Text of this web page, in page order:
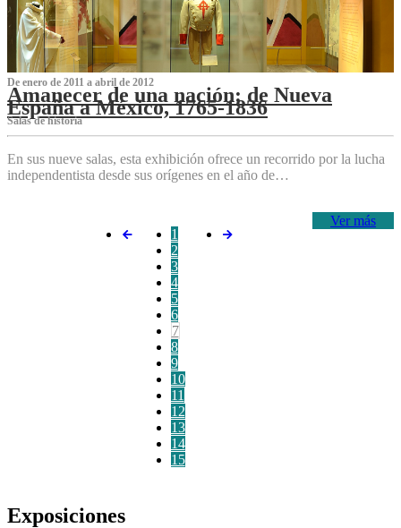
De enero de 2011 a abril de 2012
Amanecer de una nación: de Nueva
España a México, 1765-1836
Salas de historia
En sus nueve salas, esta exhibición ofrece un recorrido por la lucha
independentista desde sus orígenes en el año de…
Ver más
1
2
3
4
5
6
7
8
9
10
11
12
13
14
15
Exposiciones